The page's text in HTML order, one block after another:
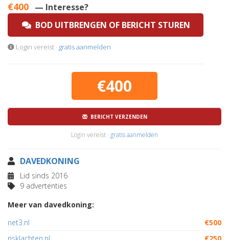
€400 — Interesse?
BOD UITBRENGEN OF BERICHT STUREN
Login vereist · gratis aanmelden
€400
BERICHT VERZENDEN
Login vereist · gratis aanmelden
DAVEDKONING
Lid sinds 2016
9 advertenties
Meer van davedkoning:
net3.nl
€500